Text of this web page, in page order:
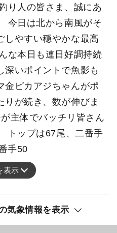
り人の皆さま、誠にあ
今日は北から南風がそ
しやすい穏やかな最高
な本日も連日好調持続
深いポイントで魚影も
金ピカアジちゃんがポ
りが続き、数が伸びま
主体でバッチリ皆さん
トップは67尾、二番手
手50
表示
気象情報を表示